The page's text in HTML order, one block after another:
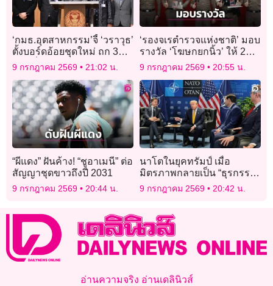
‘กมธ.อุตสาหกรรม’จี้ ‘วราวุธ’
ตั้งบอร์ดอ้อยชุดใหม่ ถก 3
ประเด็น หลังสมาคมชาวไร่
อ้อย ร้องรัฐจ่ายเยียวยาไร่ละ
120 บาท
9 กรกฎาคม 2569 21:02 น.
‘รองจเรตำรวจแห่งชาติ’ มอบ
รางวัล ‘โฆษกยกนิ้ว’ ให้ 2
ตำรวจอินฟลูเอนเซอร์
9 กรกฎาคม 2569 20:55 น.
“ผีแดง” ฝันค้าง! “ชูอาเมนี” ต่อ
สัญญาชุดขาวถึงปี 2031
9 กรกฎาคม 2569 20:44 น.
นาโตในยุคทรัมป์ เมื่อ
มิตรภาพกลายเป็น “ธุรกรรม
ต่างตอบแทน”
9 กรกฎาคม 2569 20:42 น.
อ่านความจริง อ่านเดลินิวส์